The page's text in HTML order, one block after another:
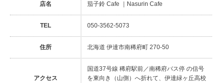
店名 茄子鈴 Cafe ｜Nasurin Cafe
TEL 050-3562-5073
住所 北海道 伊達市南稀府町 270-50
アクセス
国道37号線 稀府駅前／南稀府バス停 の信号
を東向き（山側）へ折れて、伊達緑ヶ丘高校